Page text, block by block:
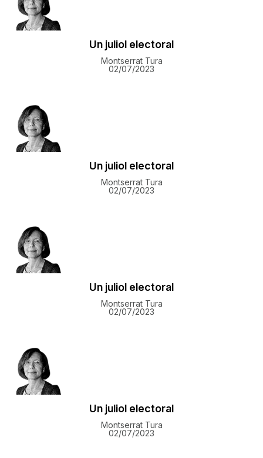
​Un juliol electoral
Montserrat Tura
02/07/2023
​Un juliol electoral
Montserrat Tura
02/07/2023
​Un juliol electoral
Montserrat Tura
02/07/2023
​Un juliol electoral
Montserrat Tura
02/07/2023